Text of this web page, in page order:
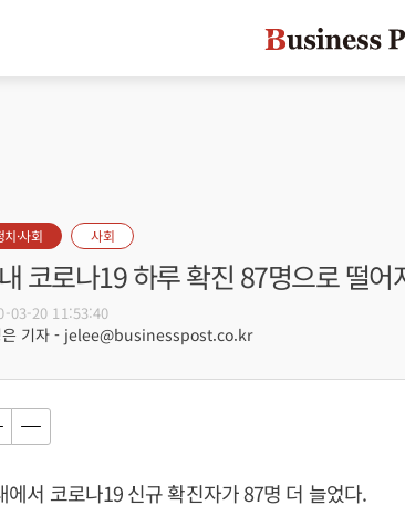
치·사회 사회
코로나19 하루 확진 87명으로 떨
03-20 11:53:40
은 기자 - jelee@businesspost.co.kr
에서 코로나19 신규 확진자가 87명 더 늘었다.